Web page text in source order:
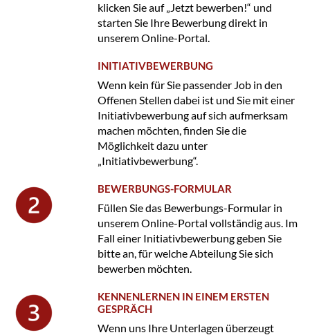
klicken Sie auf „Jetzt bewerben!“ und
starten Sie Ihre Bewerbung direkt in
unserem Online-Portal.
INITIATIVBEWERBUNG
Wenn kein für Sie passender Job in den
Offenen Stellen dabei ist und Sie mit einer
Initiativbewerbung auf sich aufmerksam
machen möchten, finden Sie die
Möglichkeit dazu unter
„Initiativbewerbung“.
BEWERBUNGS-FORMULAR
Füllen Sie das Bewerbungs-Formular in
unserem Online-Portal vollständig aus. Im
Fall einer Initiativbewerbung geben Sie
bitte an, für welche Abteilung Sie sich
bewerben möchten.
KENNENLERNEN IN EINEM ERSTEN
GESPRÄCH
Wenn uns Ihre Unterlagen überzeugt